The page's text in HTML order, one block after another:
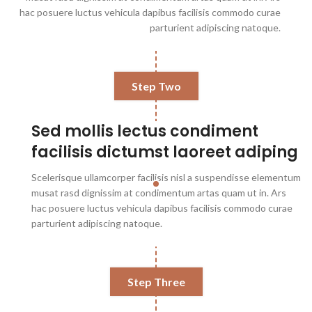
hac posuere luctus vehicula dapibus facilisis commodo curae
parturient adipiscing natoque.
Step Two
Sed mollis lectus condiment
facilisis dictumst laoreet adiping
Scelerisque ullamcorper facilisis nisl a suspendisse elementum
musat rasd dignissim at condimentum artas quam ut in. Ars
hac posuere luctus vehicula dapibus facilisis commodo curae
parturient adipiscing natoque.
Step Three